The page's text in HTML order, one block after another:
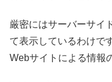
厳密にはサーバーサイ
て表示しているわけで
Webサイトによる情報